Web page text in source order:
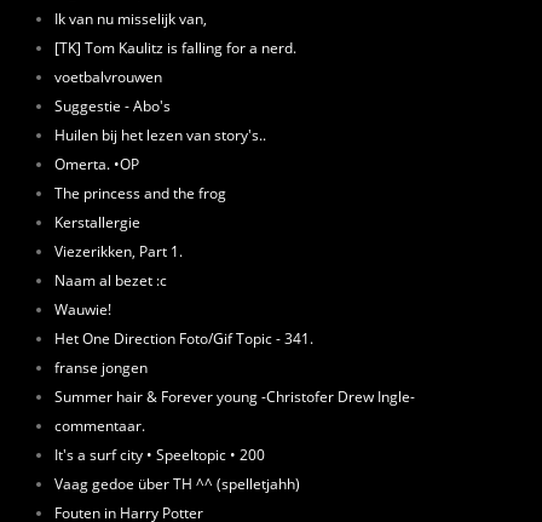
Ik van nu misselijk van,
[TK] Tom Kaulitz is falling for a nerd.
voetbalvrouwen
Suggestie - Abo's
Huilen bij het lezen van story's..
Omerta. •OP
The princess and the frog
Kerstallergie
Viezerikken, Part 1.
Naam al bezet :c
Wauwie!
Het One Direction Foto/Gif Topic - 341.
franse jongen
Summer hair & Forever young -Christofer Drew Ingle-
commentaar.
It's a surf city • Speeltopic • 200
Vaag gedoe über TH ^^ (spelletjahh)
Fouten in Harry Potter